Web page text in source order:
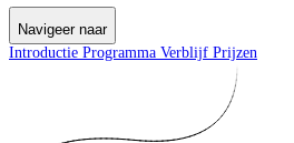
Navigeer naar
Introductie Programma Verblijf Prijzen